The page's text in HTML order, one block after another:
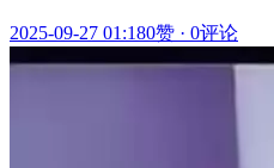
2025-09-27 01:180赞 · 0评论